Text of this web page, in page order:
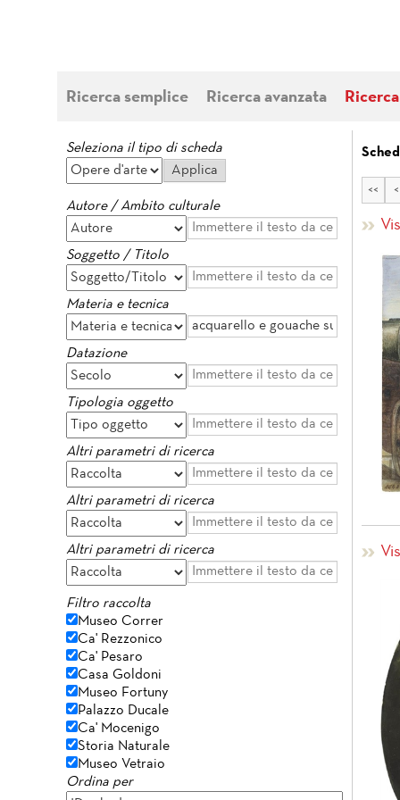
Ricerca semplice Ricerca avanzata
Seleziona il tipo di scheda
Autore / Ambito culturale
Soggetto / Titolo
Materia e tecnica
Datazione
Tipologia oggetto
Altri parametri di ricerca
Altri parametri di ricerca
Altri parametri di ricerca
Filtro raccolta
Museo Correr
Ca' Rezzonico
Ca' Pesaro
Casa Goldoni
Museo Fortuny
Palazzo Ducale
Ca' Mocenigo
Storia Naturale
Museo Vetraio
Ordina per
<< <